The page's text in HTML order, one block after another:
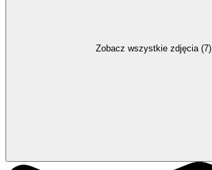
Zobacz wszystkie zdjęcia (7)